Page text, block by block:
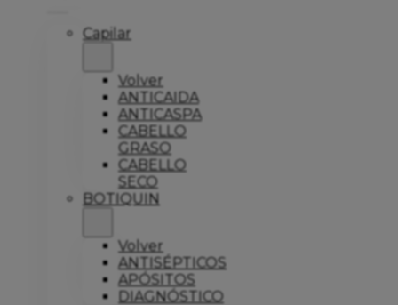
Capilar
Volver
ANTICAIDA
ANTICASPA
CABELLO
GRASO
CABELLO
SECO
BOTIQUIN
Volver
ANTISÉPTICOS
APÓSITOS
DIAGNÓSTICO